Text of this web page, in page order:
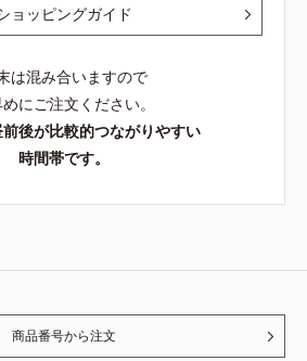
ョッピングガイド
は混み合いますので
にご注文ください。
後が比較的つながりやすい
時間帯です。
商品番号から注文